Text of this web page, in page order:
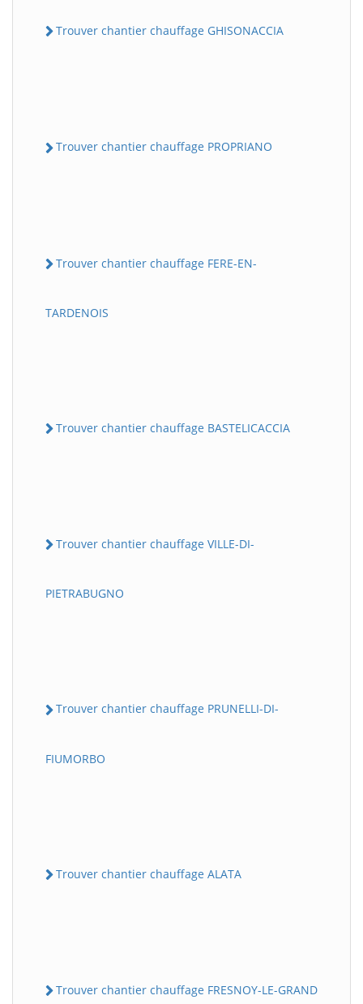
Trouver chantier chauffage GHISONACCIA
Trouver chantier chauffage PROPRIANO
Trouver chantier chauffage FERE-EN-
TARDENOIS
Trouver chantier chauffage BASTELICACCIA
Trouver chantier chauffage VILLE-DI-
PIETRABUGNO
Trouver chantier chauffage PRUNELLI-DI-
FIUMORBO
Trouver chantier chauffage ALATA
Trouver chantier chauffage FRESNOY-LE-GRAND